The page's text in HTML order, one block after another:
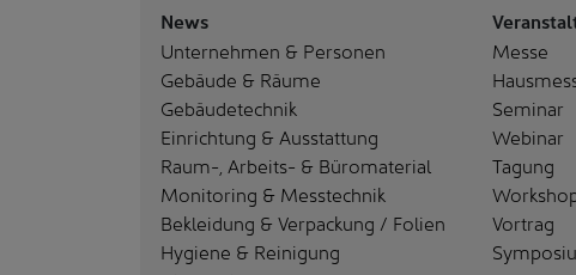
News
Unternehmen & Personen
Gebäude & Räume
Gebäudetechnik
Einrichtung & Ausstattung
Raum-, Arbeits- & Büromaterial
Monitoring & Messtechnik
Bekleidung & Verpackung / Folien
Hygiene & Reinigung
Messe
Seminar
Webinar
Tagung
Vortrag